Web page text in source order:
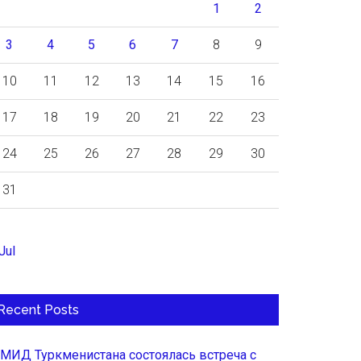
1 2
3 4 5 6 7 8 9
10 11 12 13 14 15 16
17 18 19 20 21 22 23
24 25 26 27 28 29 30
31
Posts
Туркменистана состоялась встреча с